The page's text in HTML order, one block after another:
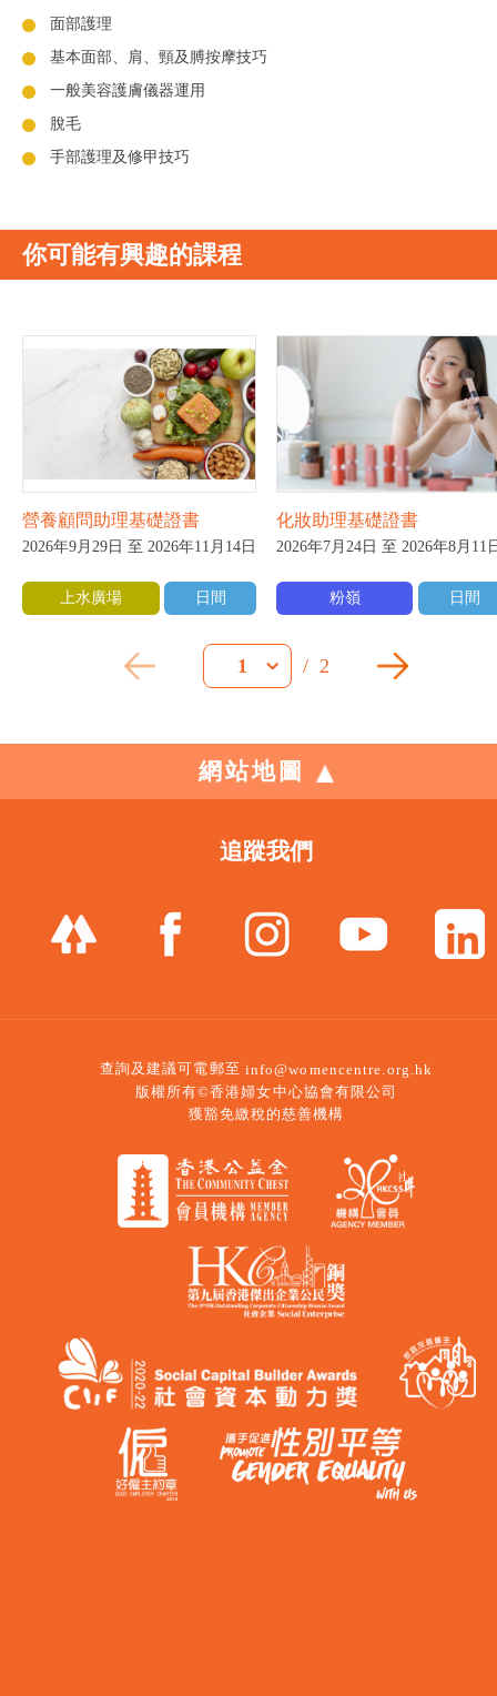
面部護理
基本面部、肩、頸及膊按摩技巧
一般美容護膚儀器運用
脫毛
手部護理及修甲技巧
你可能有興趣的課程
營養顧問助理基礎證書
2026年9月29日 至 2026年11月14日
上水廣場 日間
化妝助理基礎證書
2026年7月24日 至 2026年8月11
粉嶺 日間
1 / 2
網站地圖
追蹤我們
查詢及建議可電郵至 info@womencentre.org.hk
版權所有©香港婦女中心協會有限公司
獲豁免繳稅的慈善機構